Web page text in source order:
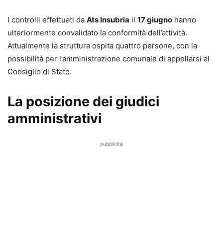
I controlli effettuati da Ats Insubria il 17 giugno hanno
ulteriormente convalidato la conformità dell’attività.
Attualmente la struttura ospita quattro persone, con la
possibilità per l’amministrazione comunale di appellarsi al
Consiglio di Stato.
La posizione dei giudici
amministrativi
pubblicità